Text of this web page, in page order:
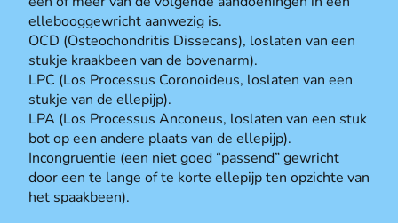
ellebooggewricht aanwezig is.
OCD (Osteochondritis Dissecans), loslaten van een
stukje kraakbeen van de bovenarm).
LPC (Los Processus Coronoideus, loslaten van een
stukje van de ellepijp).
LPA (Los Processus Anconeus, loslaten van een stuk
bot op een andere plaats van de ellepijp).
Incongruentie (een niet goed “passend” gewricht
door een te lange of te korte ellepijp ten opzichte van
het spaakbeen).